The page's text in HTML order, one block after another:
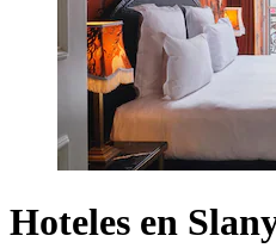
Hoteles en